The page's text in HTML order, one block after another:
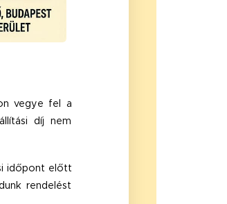
vegye fel a
díj nem
időpont előtt
rendelést